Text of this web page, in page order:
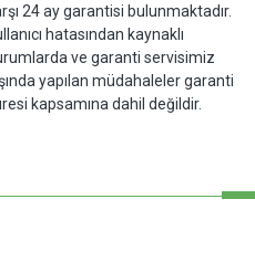
24 ay garantisi bulunmaktadır.
hatasından kaynaklı
ve garanti servisimiz
yapılan müdahaleler garanti
kapsamına dahil değildir.